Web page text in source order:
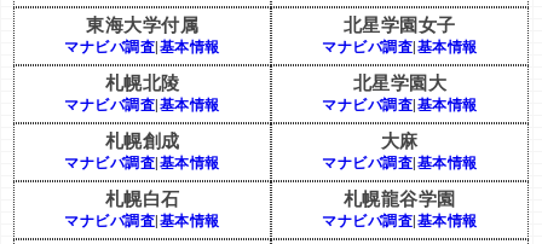
東海大学付属
マナビバ調査 基本情報
北星学園女子
マナビバ調査 基本情報
札幌北陵
マナビバ調査 基本情報
北星学園大
マナビバ調査 基本情報
札幌創成
マナビバ調査 基本情報
大麻
マナビバ調査 基本情報
札幌白石
マナビバ調査 基本情報
札幌龍谷学園
マナビバ調査 基本情報